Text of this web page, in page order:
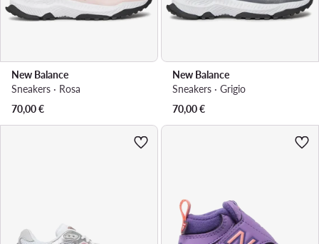
New Balance
Sneakers · Rosa
70,00€
New Balance
Sneakers · Grigio
70,00€